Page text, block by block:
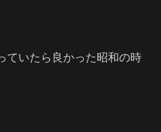
ていたら良かった昭和の時